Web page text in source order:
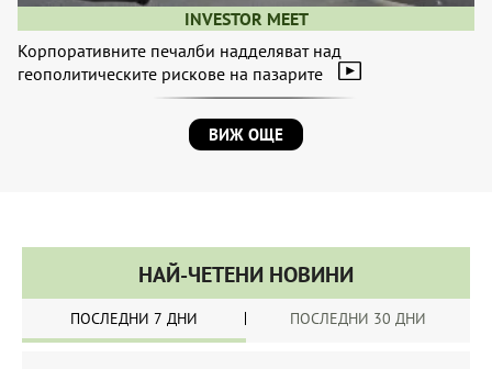
INVESTOR MEET
Корпоративните печалби надделяват над
геополитическите рискове на пазарите
ВИЖ ОЩЕ
НАЙ-ЧЕТЕНИ НОВИНИ
ПОСЛЕДНИ 7 ДНИ ПОСЛЕДНИ 30 ДНИ